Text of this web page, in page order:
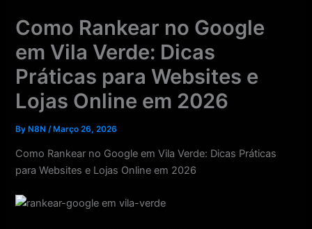
Como Rankear no Google
em Vila Verde: Dicas
Práticas para Websites e
Lojas Online em 2026
ByN8N/Março 26, 2026
Como Rankear no Google em Vila Verde: Dicas Práticas
para Websites e Lojas Online em 2026